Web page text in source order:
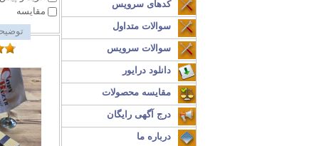
کدهای سرویس
سوالات متداول
سوالات سرویس
دانلود درایور
مقایسه محصولات
درج آگهی رایگان
درباره ما
مقایسه